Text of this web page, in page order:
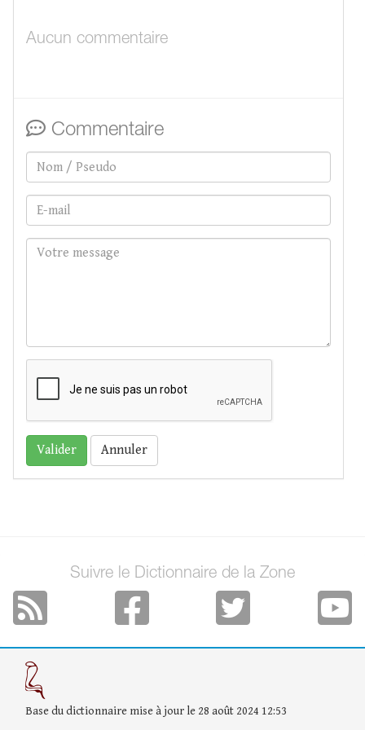
Aucun commentaire
Commentaire
Annuler
Suivre le Dictionnaire de la Zone
Base du dictionnaire mise à jour le 28 août 2024 12:53